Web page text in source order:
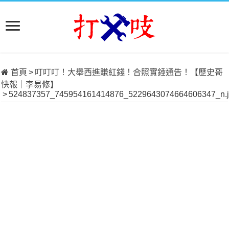
首頁 > 叮叮叮！大舉西進賺紅錢！合照實錘通告！【歷史哥
快報｜李易修】
>